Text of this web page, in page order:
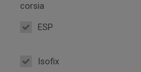
corsia
ESP
Isofix